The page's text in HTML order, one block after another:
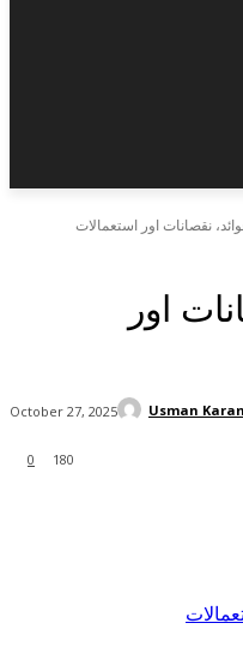
نقصانات اور استعمالات
اور
0 180
October 27, 2025 Usman